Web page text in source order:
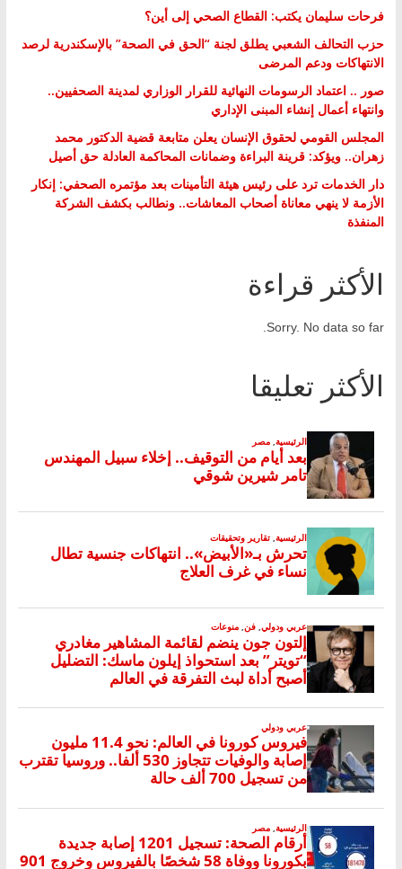
فرحات سليمان يكتب: القطاع الصحي إلى أين؟
حزب التحالف الشعبي يطلق لجنة “الحق في الصحة” بالإسكندرية لرصد
الانتهاكات ودعم المرضى
صور .. اعتماد الرسومات النهائية للقرار الوزاري لمدينة الصحفيين..
وانتهاء أعمال إنشاء المبنى الإداري
المجلس القومي لحقوق الإنسان يعلن متابعة قضية الدكتور محمد
زهران.. ويؤكد: قرينة البراءة وضمانات المحاكمة العادلة حق أصيل
دار الخدمات ترد على رئيس هيئة التأمينات بعد مؤتمره الصحفي: إنكار
الأزمة لا ينهي معاناة أصحاب المعاشات.. ونطالب بكشف الشركة
المنفذة
الأكثر قراءة
Sorry. No data so far.
الأكثر تعليقا